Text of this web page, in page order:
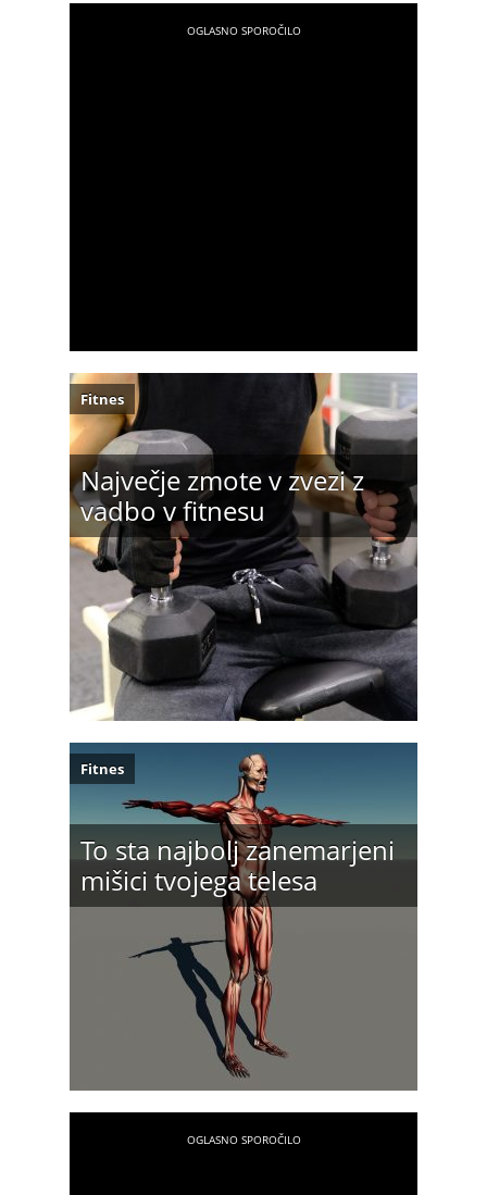
Največje zmote v zvezi z
vadbo v fitnesu
Fitnes
To sta najbolj zanemarjeni
mišici tvojega telesa
Fitnes